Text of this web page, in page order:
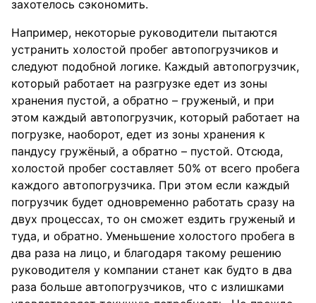
захотелось сэкономить.
Например, некоторые руководители пытаются
устранить холостой пробег автопогрузчиков и
следуют подобной логике. Каждый автопогрузчик,
который работает на разгрузке едет из зоны
хранения пустой, а обратно – груженый, и при
этом каждый автопогрузчик, который работает на
погрузке, наоборот, едет из зоны хранения к
пандусу гружёный, а обратно – пустой. Отсюда,
холостой пробег составляет 50% от всего пробега
каждого автопогрузчика. При этом если каждый
погрузчик будет одновременно работать сразу на
двух процессах, то он сможет ездить груженый и
туда, и обратно. Уменьшение холостого пробега в
два раза на лицо, и благодаря такому решению
руководителя у компании станет как будто в два
раза больше автопогрузчиков, что с излишками